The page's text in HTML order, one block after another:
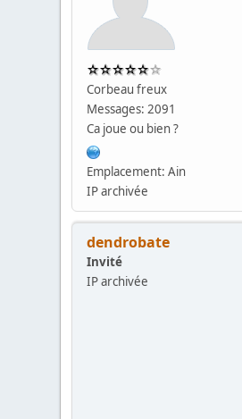
Corbeau freux
Messages: 2091
Ca joue ou bien ?
Emplacement: Ain
IP archivée
dendrobate
Invité
IP archivée